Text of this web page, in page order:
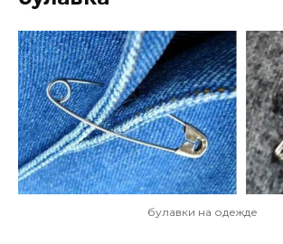
булавки на одежде